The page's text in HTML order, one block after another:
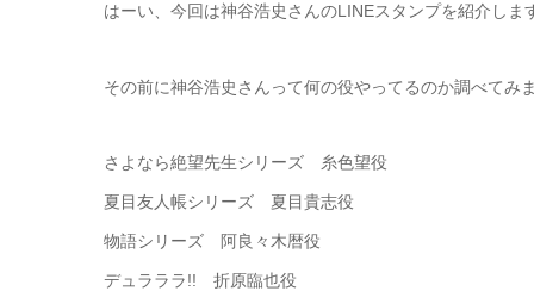
はーい、今回は神谷浩史さんのLINEスタンプを紹介しま
その前に神谷浩史さんって何の役やってるのか調べてみ
さよなら絶望先生シリーズ 糸色望役
夏目友人帳シリーズ 夏目貴志役
物語シリーズ 阿良々木暦役
デュラララ!! 折原臨也役